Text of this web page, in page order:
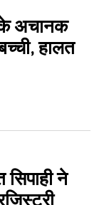
के अचानक
हालत
ने